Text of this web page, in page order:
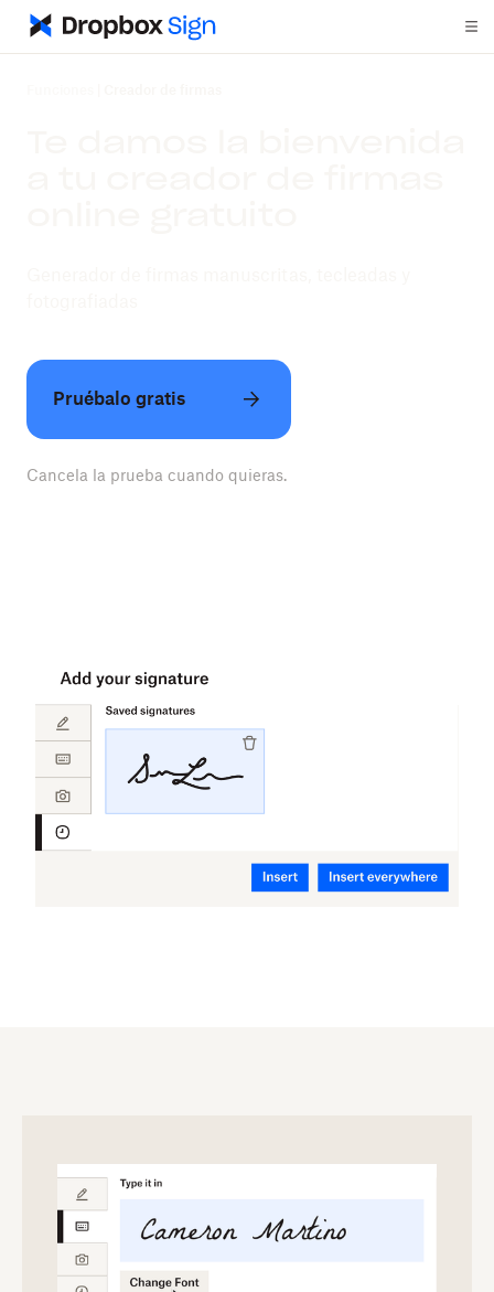
Pruébalo gratis
Cancela la prueba cuando quieras.